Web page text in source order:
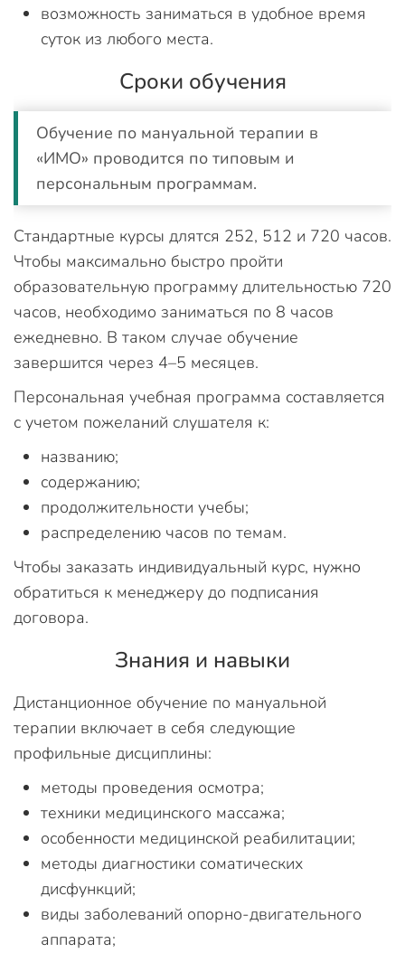
возможность заниматься в удобное время
суток из любого места.
Сроки обучения
Обучение по мануальной терапии в
«ИМО» проводится по типовым и
персональным программам.
Стандартные курсы длятся 252, 512 и 720 часов.
Чтобы максимально быстро пройти
образовательную программу длительностью 720
часов, необходимо заниматься по 8 часов
ежедневно. В таком случае обучение
завершится через 4–5 месяцев.
Персональная учебная программа составляется
с учетом пожеланий слушателя к:
названию;
содержанию;
продолжительности учебы;
распределению часов по темам.
Чтобы заказать индивидуальный курс, нужно
обратиться к менеджеру до подписания
договора.
Знания и навыки
Дистанционное обучение по мануальной
терапии включает в себя следующие
профильные дисциплины:
методы проведения осмотра;
техники медицинского массажа;
особенности медицинской реабилитации;
методы диагностики соматических
дисфункций;
виды заболеваний опорно-двигательного
аппарата;